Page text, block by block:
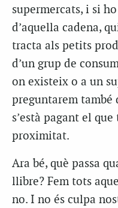
supermercats, i si
d’aquella cadena,
tracta als petits
d’un grup de
on existeix o a un
preguntarem també
s’està pagant el
proximitat.
Ara bé, què passa
llibre? Fem tots
no. I no és culpa